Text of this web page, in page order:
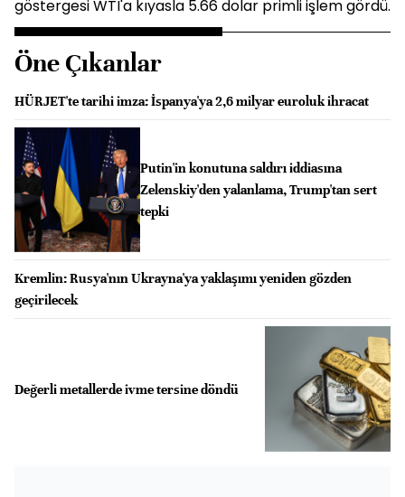
göstergesi WTI'a kıyasla 5.66 dolar primli işlem gördü.
Öne Çıkanlar
HÜRJET'te tarihi imza: İspanya'ya 2,6 milyar euroluk ihracat
Putin'in konutuna saldırı iddiasına
Zelenskiy'den yalanlama, Trump'tan sert
tepki
Kremlin: Rusya'nın Ukrayna'ya yaklaşımı yeniden gözden
geçirilecek
Değerli metallerde ivme tersine döndü